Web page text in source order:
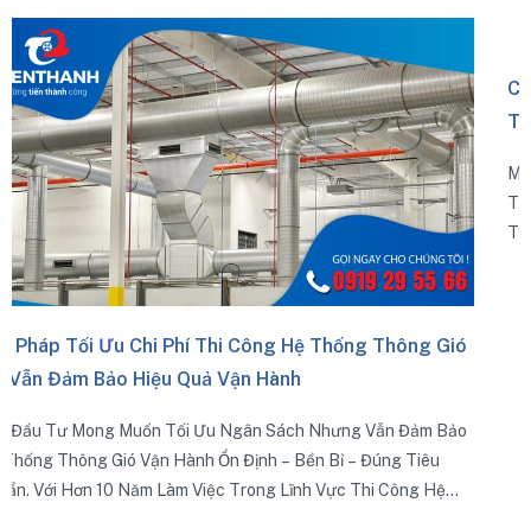
Thống Thông Gió
Nhưng Vẫn Đảm Bảo
Bỉ – Đúng Tiêu
Vực Thi Công Hệ
Cách Kiểm Tra Và Nghiệm Thu Hệ
Thi Công Đạt Chuẩn
Một Hệ Thống Được Lắp Đặt Đúng Kỹ
Trình Không Chỉ Đảm Bảo Hiệu Quả Trao
Thiểu Rủi Ro Rò Rỉ, Ồn, Rung Và Kéo Dài